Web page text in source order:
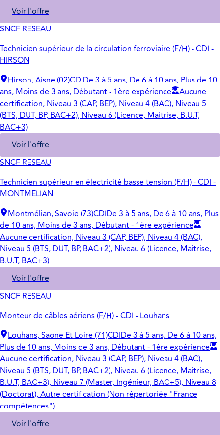
Voir l'offre
SNCF RESEAU
Technicien supérieur de la circulation ferroviaire (F/H) - CDI -
HIRSON
Hirson, Aisne (02)CDIDe 3 à 5 ans, De 6 à 10 ans, Plus de 10
ans, Moins de 3 ans, Débutant - 1ère expérience
Aucune
certification, Niveau 3 (CAP, BEP), Niveau 4 (BAC), Niveau 5
(BTS, DUT, BP, BAC+2), Niveau 6 (Licence, Maitrise, B.U.T,
BAC+3)
Voir l'offre
SNCF RESEAU
Technicien supérieur en électricité basse tension (F/H) - CDI -
MONTMELIAN
Montmélian, Savoie (73)CDIDe 3 à 5 ans, De 6 à 10 ans, Plus
de 10 ans, Moins de 3 ans, Débutant - 1ère expérience
Aucune certification, Niveau 3 (CAP, BEP), Niveau 4 (BAC),
Niveau 5 (BTS, DUT, BP, BAC+2), Niveau 6 (Licence, Maitrise,
B.U.T, BAC+3)
Voir l'offre
SNCF RESEAU
Monteur de câbles aériens (F/H) - CDI - Louhans
Louhans, Saone Et Loire (71)CDIDe 3 à 5 ans, De 6 à 10 ans,
Plus de 10 ans, Moins de 3 ans, Débutant - 1ère expérience
Aucune certification, Niveau 3 (CAP, BEP), Niveau 4 (BAC),
Niveau 5 (BTS, DUT, BP, BAC+2), Niveau 6 (Licence, Maitrise,
B.U.T, BAC+3), Niveau 7 (Master, Ingénieur, BAC+5), Niveau 8
(Doctorat), Autre certification (Non répertoriée "France
compétences")
Voir l'offre